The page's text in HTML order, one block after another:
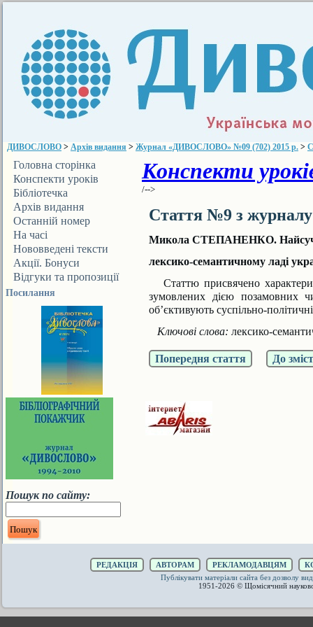
ДИВОСЛОВО > Архів видання > Журнал «ДИВОСЛОВО» №09 (702) 2015 р. >
Головна сторінка
Конспекти уроків
Бібліотечка
ДИВОСЛОВА
Архів видання
Останній номер
На часі
Нововведені тексти
Акції. Бонуси
Відгуки та пропозиції
Посилання
Пошук по сайту:
Конспекти
/-->
Стаття №9 з
Микола СТЕПАНЕНКО.
лексико-семантичному ладі
Статтю присвячено
зумовлених дією позамовних
об’єктивують суспільно-
Ключові слова: лексико-
Попередня стаття До
РЕДАКЦІЯ АВТОРАМ РЕКЛАМОДАВЦЯМ
Публікувати матеріали сайта без дозволу
1951-2026 © Щомісячний